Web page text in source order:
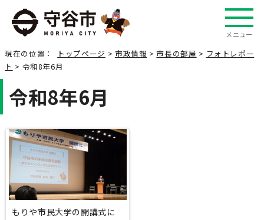
メニュー
現在の位置： トップページ > 市政情報 >市長の部屋 > フォトレポー
ト > 令和8年6月
令和8年6月
もりや市民大学の開講式に